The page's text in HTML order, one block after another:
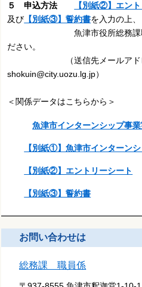
５ 申込方法 【別紙②】エン
及び 【別紙③】誓約書を入力の上、
魚津市役所総務課職員係
ださい。
（送信先メールアドレ
shokuin@city.uozu.lg.jp）
＜関係データはこちらから＞
魚津市インターンシップ事
【別紙①】魚津市インターン
【別紙②】エントリーシート
【別紙③】誓約書
お問い合わせは
総務課 職員係